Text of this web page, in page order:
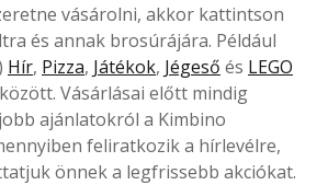
vásárolni, akkor kattintson
és annak brosúrájára. Például
Hír, Pizza, Játékok, Jégeső és LEGO
Vásárlásai előtt mindig
ajánlatokról a Kimbino
feliratkozik a hírlevélre,
önnek a legfrissebb akciókat.